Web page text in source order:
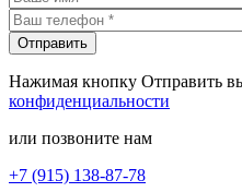
Нажимая кнопку Отправить
конфиденциальности
или позвоните нам
+7 (915) 138-87-78